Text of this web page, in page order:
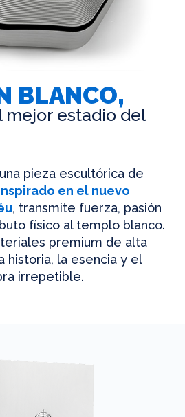
BLANCO,
mejor estadio del
pieza escultórica de
en el nuevo
, transmite fuerza, pasión
físico al templo blanco.
premium de alta
historia, la esencia y el
irrepetible.